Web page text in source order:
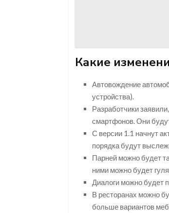
Какие
Автовождение
устройства).
Разработчики
смартфонов. Они
С версии 1.1 начнут
порядка будут
Парней можно будет
ними можно будет
Диалоги можно будет
В ресторанах можно
больше вариантов